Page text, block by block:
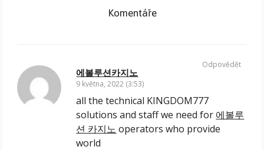
Komentáře
에볼루션카지노
9 května, 2022 (3:53)
all the technical KINGDOM777
solutions and staff we need for 에볼루
션 카지노 operators who provide
world
Odpovědět